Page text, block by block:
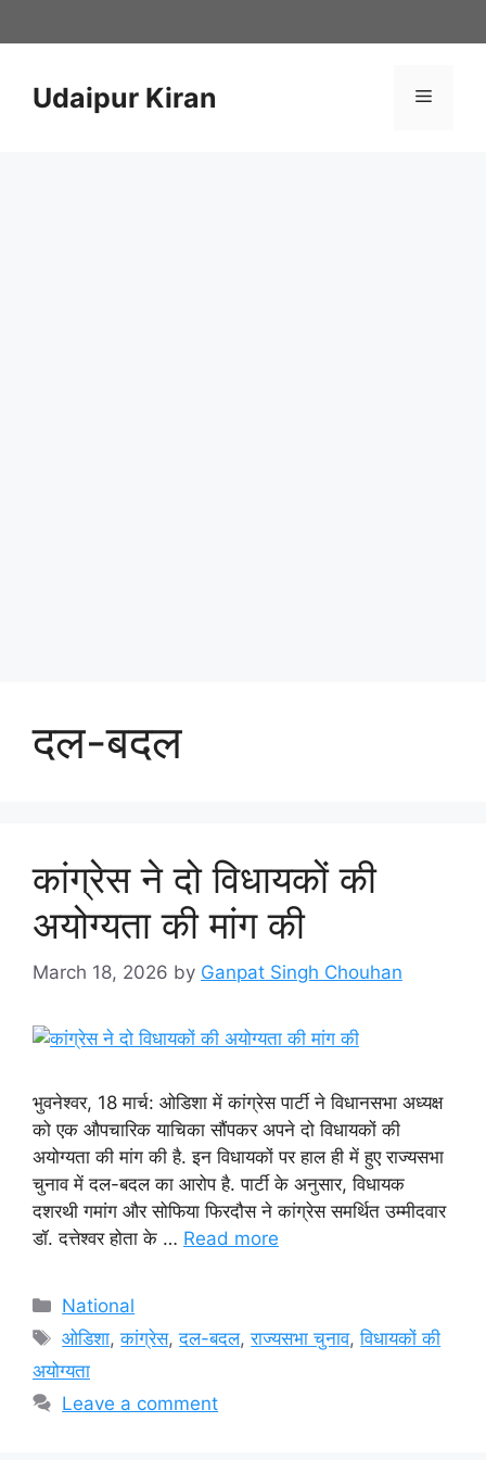
to
Udaipur Kiran Menu
दल-बदल
कांग्रेस ने दो विधायकों की
अयोग्यता की मांग की
March 18, 2026 by Ganpat Singh Chouhan
भुवनेश्वर, 18 मार्च: ओडिशा में कांग्रेस पार्टी ने विधानसभा अध्यक्ष
को एक औपचारिक याचिका सौंपकर अपने दो विधायकों की
अयोग्यता की मांग की है. इन विधायकों पर हाल ही में हुए राज्यसभा
चुनाव में दल-बदल का आरोप है. पार्टी के अनुसार, विधायक
दशरथी गमांग और सोफिया फिरदौस ने कांग्रेस समर्थित उम्मीदवार
डॉ. दत्तेश्वर होता के … Read more
Categories
National
Tags
ओडिशा,कांग्रेस,दल-बदल,राज्यसभा चुनाव,विधायकों की
अयोग्यता
Leave a comment